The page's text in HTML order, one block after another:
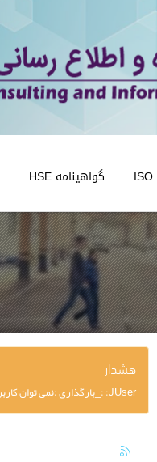
گواهینامه HSE
هشدار
JUser: :_بارگذاری :نمی توان کاربر را با این شناسه بارگذاری کرد: 558